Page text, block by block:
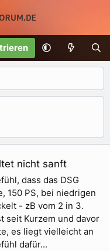
nicht sanft
dass das DSG
150 PS, bei niedrigen
- zB vom 2 in 3.
seit Kurzem und davor
es liegt vielleicht an
dafür...